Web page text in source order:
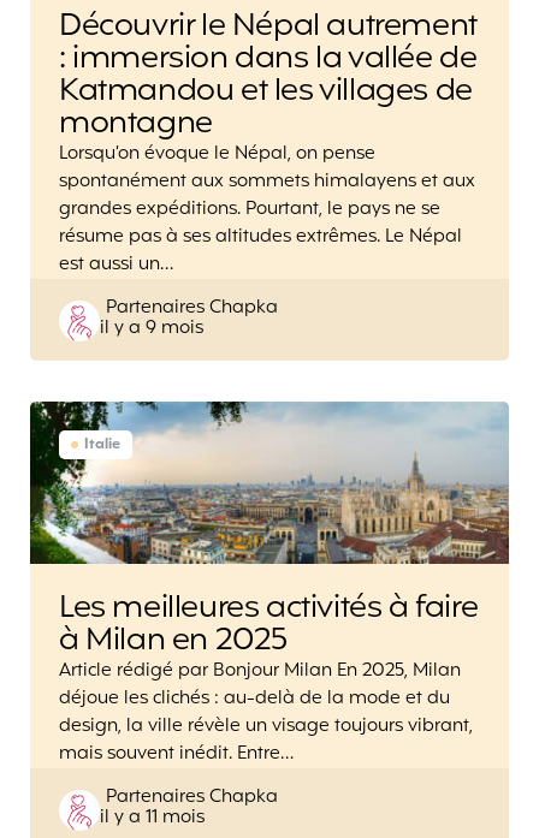
Découvrir le Népal autrement
: immersion dans la vallée de
Katmandou et les villages de
montagne
Lorsqu’on évoque le Népal, on pense
spontanément aux sommets himalayens et aux
grandes expéditions. Pourtant, le pays ne se
résume pas à ses altitudes extrêmes. Le Népal
est aussi un…
Posted
by
Partenaires Chapka
il y a 9 mois
Italie
Les meilleures activités à faire
à Milan en 2025
Article rédigé par Bonjour Milan En 2025, Milan
déjoue les clichés : au-delà de la mode et du
design, la ville révèle un visage toujours vibrant,
mais souvent inédit. Entre…
Posted
by
Partenaires Chapka
il y a 11 mois